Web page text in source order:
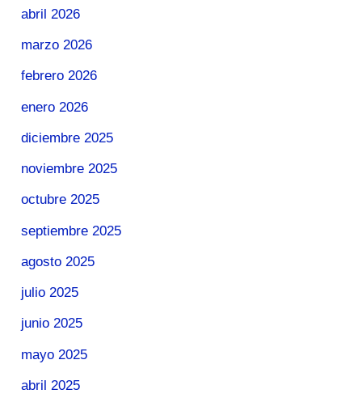
abril 2026
marzo 2026
febrero 2026
enero 2026
diciembre 2025
noviembre 2025
octubre 2025
septiembre 2025
agosto 2025
julio 2025
junio 2025
mayo 2025
abril 2025